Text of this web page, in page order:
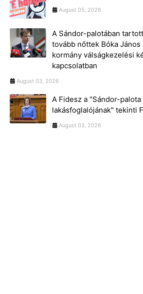
August 05, 2026
A Sándor-palotában
tovább nőttek Bóka János
kormány válságkezelési
kapcsolatban
August 03, 2026
A Fidesz a "Sándor-
lakásfoglalójának" tekinti
August 03, 2026